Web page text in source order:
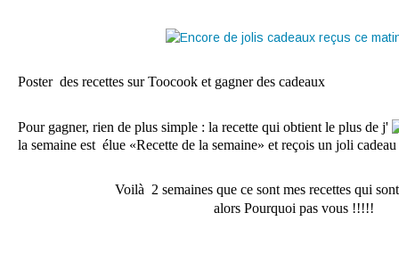
Poster des recettes sur Toocook et gagner des cadeaux
Pour gagner, rien de plus simple : la recette qui obtient le plus de j'
la semaine est élue «Recette de la semaine» et reçois un joli cadeau
Voilà 2 semaines que ce sont mes recettes qui
alors Pourquoi pas vous !!!!!